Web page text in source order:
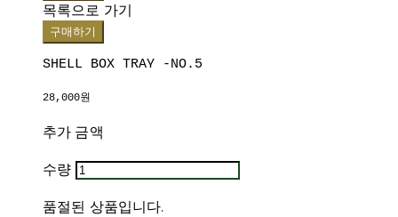
목록으로 가기
구매하기
SHELL BOX TRAY -NO.5
28,000원
추가 금액
수량
품절된 상품입니다.